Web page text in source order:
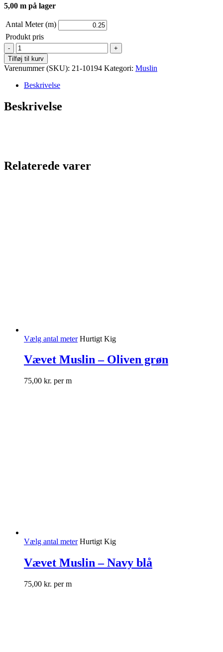
5,00 m på lager
Antal Meter (m)
Produkt pris
Vævet
Muslin
-
Råhvid
antal
Tilføj til kurv
Varenummer (SKU): 21-10194 Kategori: Muslin
Beskrivelse
Beskrivelse
Relaterede varer
Vælg antal meter Hurtigt Kig
Vævet Muslin – Oliven grøn
75,00 kr. per m
Vælg antal meter Hurtigt Kig
Vævet Muslin – Navy blå
75,00 kr. per m